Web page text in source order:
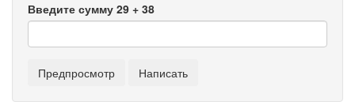
Введите сумму 29 + 38